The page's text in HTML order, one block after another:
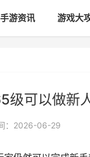
手游资讯 游戏大
级可以做
：2026-06-29